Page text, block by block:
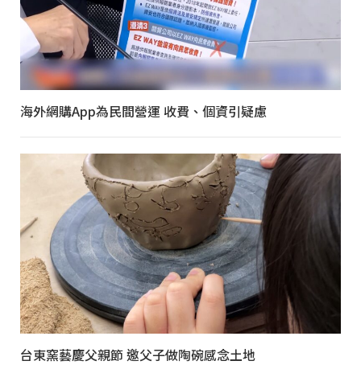
海外網購App為民間營運 收費、個資引疑慮
台東窯藝慶父親節 邀父子做陶碗感念土地